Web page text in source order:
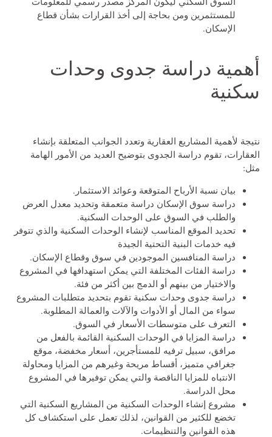
للمستثمرين ومن بحاجة إلى أخذ القرارات بشأن قطاع
الإسكان.
أهمية دراسة جدوى وحدات
سكنية
نتيجة لأهمية المشاريع العقارية وتعدد الجوانب المتعلقة بإنشاء
العقارات، تقوم دراسة الجدوى بتوضيح العديد من الأمور الهامة
مثل:
بيان نسبة الأرباح المتوقعة وعوائد الاستثمار.
دراسة سوق الإسكان دراسة متعمقة وتحديد معدل العرض
والطلب في السوق على الوحدات السكنية.
تحديد الموقع المناسب لإنشاء الوحدات السكنية والذي تتوفر
فيه خدمات البنية التحتية الجيدة
دراسة المنافسين الموجودين في سوق وقطاع الإسكان.
دراسة الفئات المختلفة التي يمكن استهدافها في المشروع
والاختيار من بينهم أو الدمج بين أكثر من فئة.
دراسة جدوى وحدات سكنية تقوم بتحديد متطلبات المشروع
سواء من المال أو الأدوات والآلات والعمالة المطلوبة.
التعرف على متوسطات الأسعار في السوق.
دراسة المزايا في الوحدات السكنية القائمة بالفعل من
مرافق، سبيل ترفيه للمستأجرين، أسعار مخفضة، موقع
جغرافي متميز، أقساط مريحة وغيرهم من المزايا ومحاولة
الانتباه للمزايا الناقصة والتي يمكن توفيرها في المشروع
محل الدراسة.
مشروع إنشاء الوحدات السكنية من المشاريع السكنية التي
تخضع للكثير من القوانين، لذلك تعمل على استكشاف كل
هذه القوانين والتنظيمات.